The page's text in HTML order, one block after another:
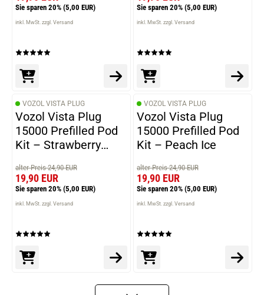
Sie sparen 20% (5,00 EUR)
inkl. MwSt. zzgl. Versand
Sie sparen 20% (5,00 EUR)
inkl. MwSt. zzgl. Versand
VOZOL VISTA PLUG
Vozol Vista Plug
15000 Prefilled Pod
Kit – Strawberry
alter Preis 24,90 EUR
19,90 EUR
Sie sparen 20% (5,00 EUR)
inkl. MwSt. zzgl. Versand
VOZOL VISTA PLUG
Vozol Vista Plug
15000 Prefilled Pod
Kit – Peach Ice
alter Preis 24,90 EUR
19,90 EUR
Sie sparen 20% (5,00 EUR)
inkl. MwSt. zzgl. Versand